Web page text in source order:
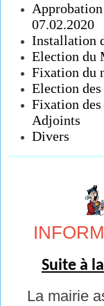
07.02.2020
Installation
Election du
Fixation du
Election
Fixation
Adjoints
Divers
Suite à
La mairie